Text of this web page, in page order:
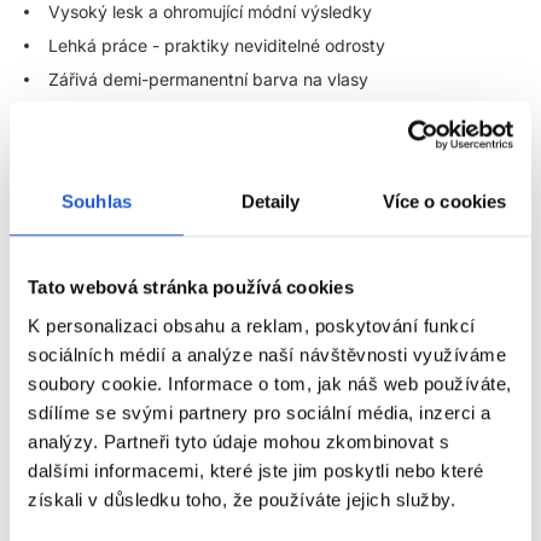
Souhlas Detaily Více o cookies
Tato webová stránka používá cookies
K personalizaci obsahu a reklam, poskytování funkcí
sociálních médií a analýze naší návštěvnosti využíváme
soubory cookie. Informace o tom, jak náš web používáte,
sdílíme se svými partnery pro sociální média, inzerci a
analýzy. Partneři tyto údaje mohou zkombinovat s
dalšími informacemi, které jste jim poskytli nebo které
získali v důsledku toho, že používáte jejich služby.
Vysoký lesk a ohromující módní výsledky
Lehká práce - praktiky neviditelné odrosty
Zářivá demi-permanentní barva na vlasy
nekonečné barevné možnosti
Barva bez závazků, flexibilní, bez amoniaku – ideální pro
Ideální volba pro hravé, kreativní, výrazné barvy s hloubkou
Použití:
Poměr míchání 1 : 2 (1 část barva : 2 části Color Touch
emulze) - kromě Instamatic
Při Instamatic barvách použijte poměr míchání 1 : 1 (1 část
barva : 1 části Color Touch emulze 1,9%)
ZOBRAZIT VÍCE